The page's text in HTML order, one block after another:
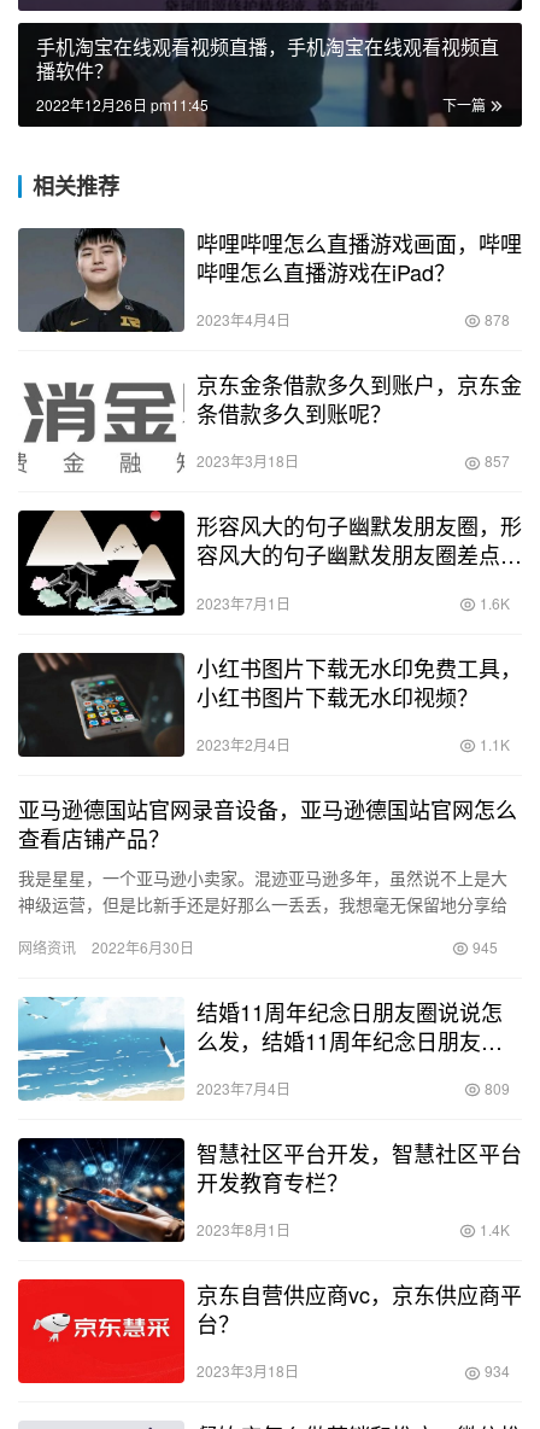
手机淘宝在线观看视频直播，手机淘宝在线观看视频直
播软件？
下一篇
2022年12月26日 pm11:45
相关推荐
哔哩哔哩怎么直播游戏画面，哔哩
哔哩怎么直播游戏在iPad？
2023年4月4日 878
京东金条借款多久到账户，京东金
条借款多久到账呢？
2023年3月18日 857
形容风大的句子幽默发朋友圈，形
容风大的句子幽默发朋友圈差点被
2023年7月1日 1.6K
小红书图片下载无水印免费工具，
小红书图片下载无水印视频？
2023年2月4日 1.1K
亚马逊德国站官网录音设备，亚马逊德国站官网怎么
查看店铺产品？
我是星星，一个亚马逊小卖家。混迹亚马逊多年，虽然说不上是大
神级运营，但是比新手还是好那么一丢丢，我想毫无保留地分享给
讲讲…
网络资讯 2022年6月30日 945
结婚11周年纪念日朋友圈说说怎
么发，结婚11周年纪念日朋友圈
2023年7月4日 809
智慧社区平台开发，智慧社区平台
开发教育专栏？
2023年8月1日 1.4K
京东自营供应商vc，京东供应商平
台？
2023年3月18日 934